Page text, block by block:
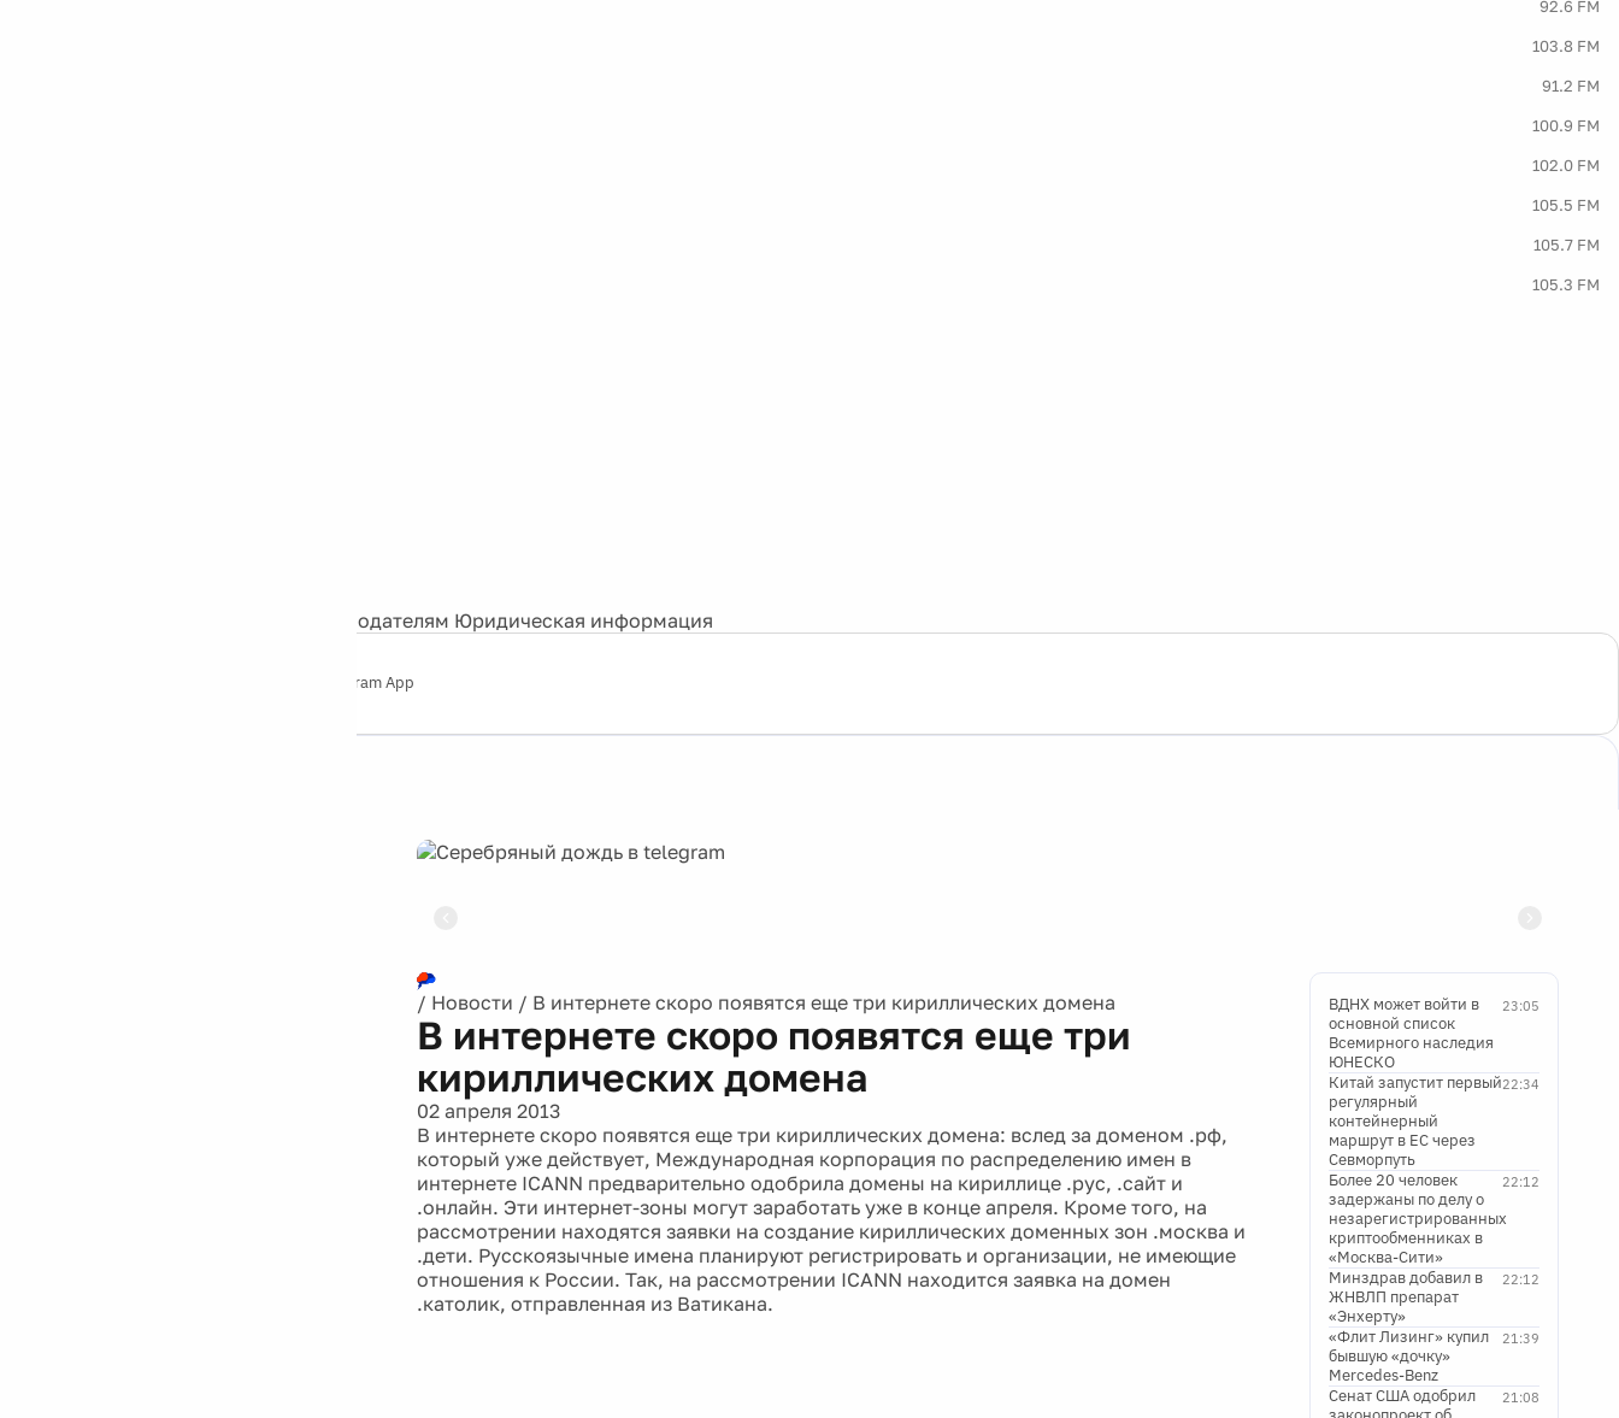
92.6 FM
103.8 FM
91.2 FM
100.9 FM
102.0 FM
105.5 FM
105.7 FM
105.3 FM
Рекламодателям Юридическая информация
Telegram App
/ Новости / В интернете скоро появятся еще три кириллических домена
В интернете скоро появятся еще три
кириллических домена
02 апреля 2013
В интернете скоро появятся еще три кириллических домена: вслед за доменом .рф,
который уже действует, Международная корпорация по распределению имен в
интернете ICANN предварительно одобрила домены на кириллице .рус, .сайт и
.онлайн. Эти интернет-зоны могут заработать уже в конце апреля. Кроме того, на
рассмотрении находятся заявки на создание кириллических доменных зон .москва и
.дети. Русскоязычные имена планируют регистрировать и организации, не имеющие
отношения к России. Так, на рассмотрении ICANN находится заявка на домен
.католик, отправленная из Ватикана.
23:05
ВДНХ может войти в
основной список
Всемирного наследия
ЮНЕСКО
22:34
Китай запустит первый
регулярный
контейнерный
маршрут в ЕС через
Севморпуть
22:12
Более 20 человек
задержаны по делу о
незарегистрированных
криптообменниках в
«Москва-Сити»
22:12
Минздрав добавил в
ЖНВЛП препарат
«Энхерту»
21:39
«Флит Лизинг» купил
бывшую «дочку»
Mercedes-Benz
21:08
Сенат США одобрил